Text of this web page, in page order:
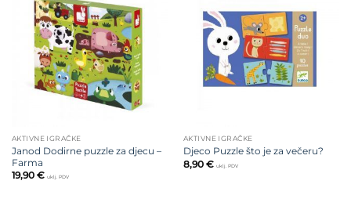
Dodajte
na listu
želja
AKTIVNE IGRAČKE
Janod Dodirne puzzle za djecu –
Farma
19,90 € uklj. PDV
na listu
želja
AKTIVNE IGRAČKE
Djeco Puzzle što je za večeru?
8,90 € uklj. PDV